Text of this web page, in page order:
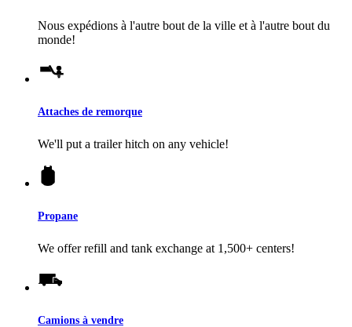
Nous expédions à l'autre bout de la ville et à l'autre bout du
monde!
Attaches de remorque
We'll put a trailer hitch on any vehicle!
Propane
We offer refill and tank exchange at 1,500+ centers!
Camions à vendre